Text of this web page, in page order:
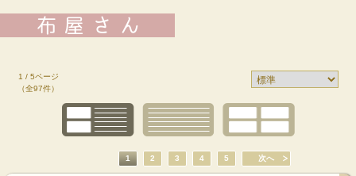
1 / 5ページ
（全97件）
1 2 3 4 5 次へ